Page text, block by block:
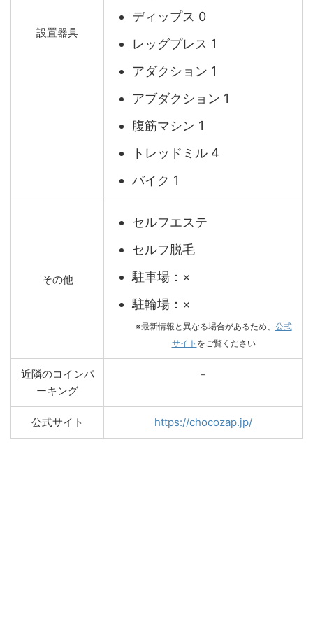
設置器具
ディップス 0
レッグプレス 1
アダクション 1
アブダクション 1
腹筋マシン 1
トレッドミル 4
バイク 1
その他
セルフエステ
セルフ脱毛
駐車場：×
駐輪場：×
※最新情報と異なる場合があるため、 公式
サイト をご覧ください
近隣のコインパ
ーキング
－
公式サイト https://chocozap.jp/